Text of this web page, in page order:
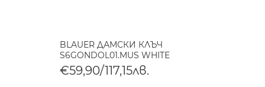
BLAUER ДАМСКИ КЛЪЧ
S6GONDOL01.MUS WHITE
€59,90/117,15лв.